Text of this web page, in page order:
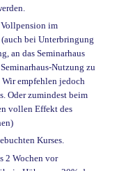
im
(auch bei Unterbringung
an das Seminarhaus
Nutzung zu
empfehlen jedoch
Oder zumindest beim
vollen Effekt des
Kurses.
2 Wochen vor